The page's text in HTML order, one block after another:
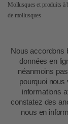
Mollusques et produits à
de mollusques
Nous accordons
données en
néanmoins
pourquoi
informations
constatez des
nous en